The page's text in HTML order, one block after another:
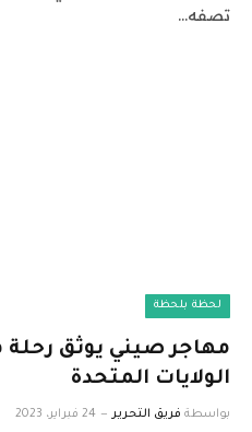
تصفه…
لحظة بلحظة
مهاجر صيني يوثق رحلة
الولايات المتحدة
بواسطة فريق التحرير 24 فبراير، 2023